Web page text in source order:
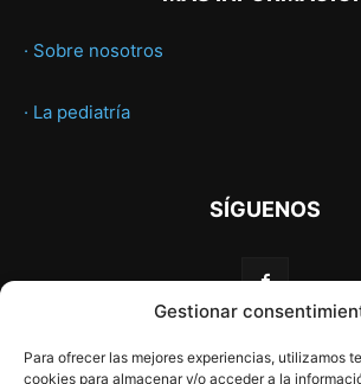
Gestionar
Para ofrecer las mejores experiencias, utilizamos
cookies para almacenar y/o acceder a la
· Sobre nosotros
· La pediatría
SÍGUENOS